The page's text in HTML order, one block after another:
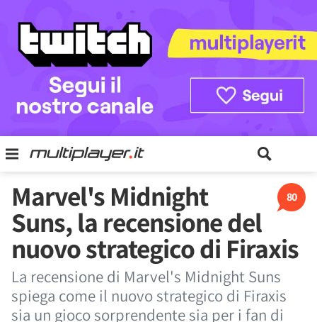
80
Marvel's Midnight
Suns, la recensione del
nuovo strategico di Firaxis
La recensione di Marvel's Midnight Suns
spiega come il nuovo strategico di Firaxis
sia un gioco sorprendente sia per i fan di